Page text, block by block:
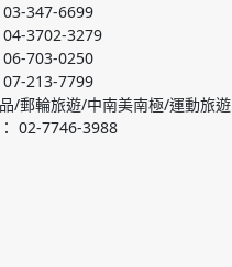
03-347-6699
04-3702-3279
06-703-0250
07-213-7799
/郵輪旅遊/中南美南極/運動旅遊
： 02-7746-3988